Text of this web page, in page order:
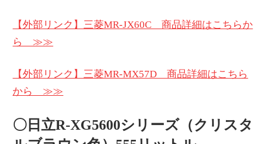
【外部リンク】三菱MR-JX60C 商品詳細はこちらか
ら ≫≫
【外部リンク】三菱MR-MX57D 商品詳細はこちら
から ≫≫
〇日立R-XG5600シリーズ（クリスタ